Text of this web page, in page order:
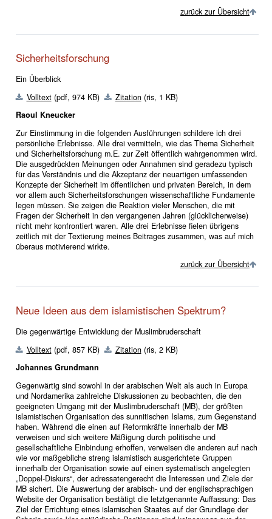
zurück zur Übersicht
Sicherheitsforschung
Ein Überblick
Volltext(pdf, 974 KB) Zitation(ris, 1 KB)
Raoul Kneucker
Zur Einstimmung in die folgenden Ausführungen schildere ich drei
persönliche Erlebnisse. Alle drei vermitteln, wie das Thema Sicherheit
und Sicherheitsforschung m.E. zur Zeit öffentlich wahrgenommen wird.
Die ausgedrückten Meinungen oder Annahmen sind geradezu typisch
für das Verständnis und die Akzeptanz der neuartigen umfassenden
Konzepte der Sicherheit im öffentlichen und privaten Bereich, in dem
vor allem auch Sicherheitsforschungen wissenschaftliche Fundamente
legen müssen. Sie zeigen die Reaktion vieler Menschen, die mit
Fragen der Sicherheit in den vergangenen Jahren (glücklicherweise)
nicht mehr konfrontiert waren. Alle drei Erlebnisse fielen übrigens
zeitlich mit der Textierung meines Beitrages zusammen, was auf mich
überaus motivierend wirkte.
zurück zur Übersicht
Neue Ideen aus dem islamistischen Spektrum?
Die gegenwärtige Entwicklung der Muslimbruderschaft
Volltext(pdf, 857 KB) Zitation(ris, 2 KB)
Johannes Grundmann
Gegenwärtig sind sowohl in der arabischen Welt als auch in Europa
und Nordamerika zahlreiche Diskussionen zu beobachten, die den
geeigneten Umgang mit der Muslimbruderschaft (MB), der größten
islamistischen Organisation des sunnitischen Islams, zum Gegenstand
haben. Während die einen auf Reformkräfte innerhalb der MB
verweisen und sich weitere Mäßigung durch politische und
gesellschaftliche Einbindung erhoffen, verweisen die anderen auf nach
wie vor maßgebliche streng islamistisch ausgerichtete Gruppen
innerhalb der Organisation sowie auf einen systematisch angelegten
„Doppel-Diskurs“, der adressatengerecht die Interessen und Ziele der
MB sichert. Die Auswertung der arabisch- und der englischsprachigen
Website der Organisation bestätigt die letztgenannte Auffassung: Das
Ziel der Errichtung eines islamischen Staates auf der Grundlage der